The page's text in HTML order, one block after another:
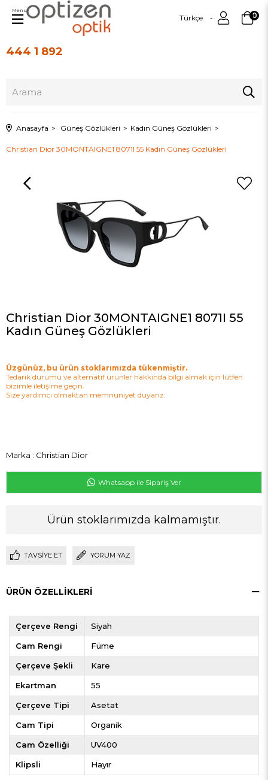
444 1 892
Türkçe 0
Menu
Anasayfa Güneş Gözlükleri Kadın Güneş Gözlükleri
Christian Dior 30MONTAIGNE1 8071I 55 Kadın Güneş Gözlükleri
Christian Dior 30MONTAIGNE1 8071I 55
Kadın Güneş Gözlükleri
Üzgünüz, bu ürün stoklarımızda tükenmiştir.
Tedarik durumu ve alternatif ürünler hakkında bilgi almak için lütfen
bizimle iletişime geçin.
Size yardımcı olmaktan memnuniyet duyarız.
Marka : Christian Dior
Whatsapp ile Sipariş Ver
Ürün stoklarımızda kalmamıştır.
TAVSIYE ET YORUM YAZ
ÜRÜN ÖZELLIKLERI
Çerçeve Rengi Siyah
Cam Rengi Füme
Çerçeve Şekli Kare
Ekartman 55
Çerçeve Tipi Asetat
Cam Tipi Organik
Cam Özelliği UV400
Klipsli Hayır